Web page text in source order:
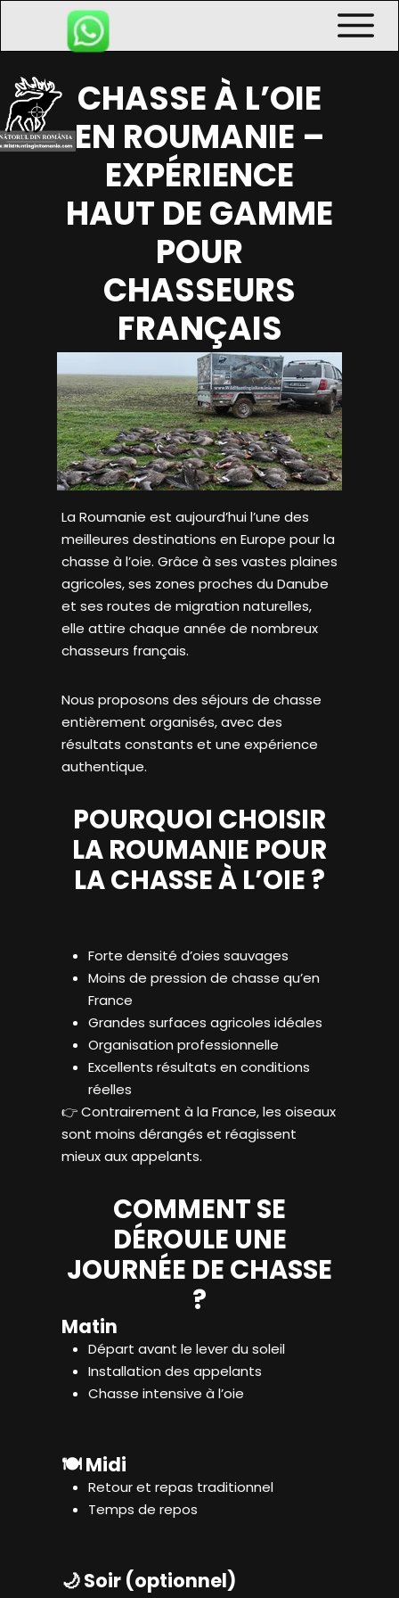
La Roumanie est aujourd’hui l’une des
meilleures destinations en Europe pour la
chasse à l’oie. Grâce à ses vastes plaines
agricoles, ses zones proches du Danube
et ses routes de migration naturelles,
elle attire chaque année de nombreux
chasseurs français.
Nous proposons des séjours de chasse
entièrement organisés, avec des
résultats constants et une expérience
authentique.
POURQUOI CHOISIR
LA ROUMANIE POUR
LA CHASSE À L’OIE ?
Forte densité d’oies sauvages
Moins de pression de chasse qu’en
France
Grandes surfaces agricoles idéales
Organisation professionnelle
Excellents résultats en conditions
réelles
👉 Contrairement à la France, les oiseaux
sont moins dérangés et réagissent
mieux aux appelants.
COMMENT SE
DÉROULE UNE
JOURNÉE DE CHASSE
?
Matin
Départ avant le lever du soleil
Installation des appelants
Chasse intensive à l’oie
🍽️ Midi
Retour et repas traditionnel
Temps de repos
🌙 Soir (optionnel)
CHASSE À L’OIE
EN ROUMANIE –
EXPÉRIENCE
HAUT DE GAMME
POUR
CHASSEURS
FRANÇAIS